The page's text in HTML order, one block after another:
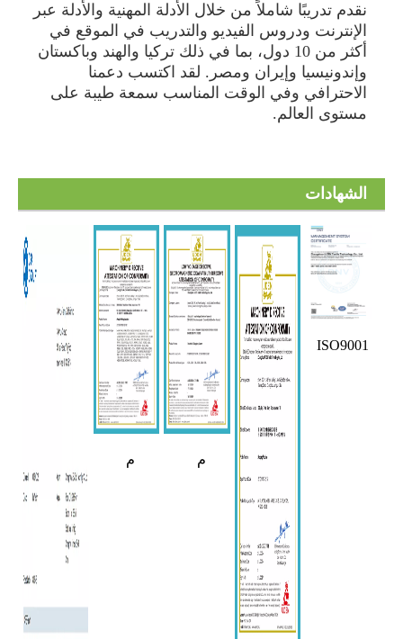
نقدم تدريبًا شاملاً من خلال الأدلة المهنية والأدلة عبر
الإنترنت ودروس الفيديو والتدريب في الموقع في
أكثر من 10 دول، بما في ذلك تركيا والهند وباكستان
وإندونيسيا وإيران ومصر. لقد اكتسب دعمنا
الاحترافي وفي الوقت المناسب سمعة طيبة على
مستوى العالم.
الشهادات
ISO9001
م م